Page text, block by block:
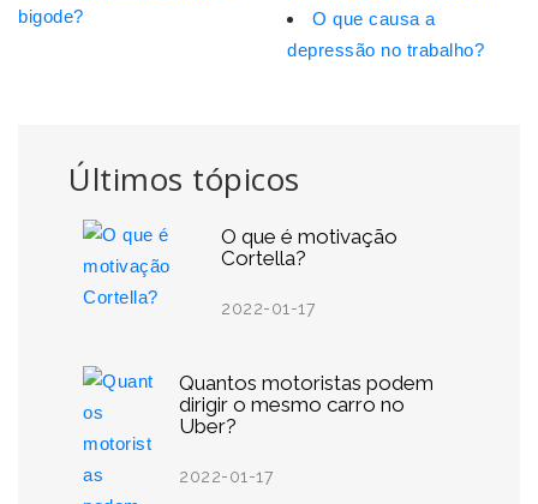
Últimos tópicos
O que é motivação
Cortella?
2022-01-17
Quantos motoristas podem
dirigir o mesmo carro no
Uber?
2022-01-17
bigode?
O que causa a
depressão no trabalho?